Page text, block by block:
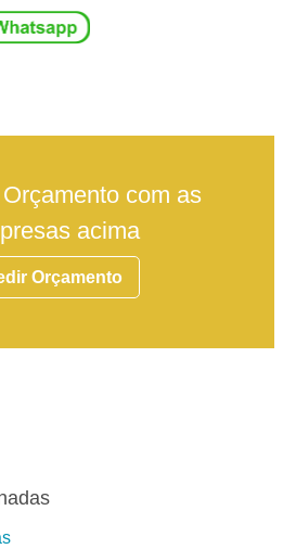
com as
acima
Orçamento